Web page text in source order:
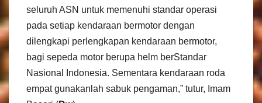
seluruh ASN untuk memenuhi standar operasi
pada setiap kendaraan bermotor dengan
dilengkapi perlengkapan kendaraan bermotor,
bagi sepeda motor berupa helm berStandar
Nasional Indonesia. Sementara kendaraan roda
empat gunakanlah sabuk pengaman,” tutur, Imam